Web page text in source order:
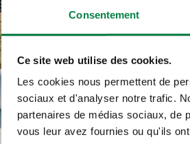
Consentement
Ce site web utilise des cookies.
Les cookies nous permettent de
sociaux et d'analyser notre trafic.
partenaires de médias sociaux, de
vous leur avez fournies ou qu'ils